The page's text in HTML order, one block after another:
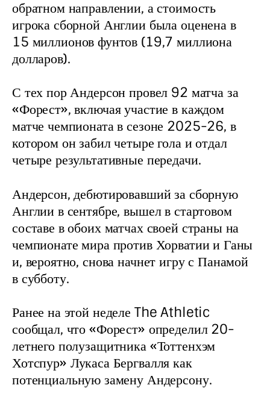
обратном направлении, а стоимость
игрока сборной Англии была оценена в
15 миллионов фунтов (19,7 миллиона
долларов).
С тех пор Андерсон провел 92 матча за
«Форест», включая участие в каждом
матче чемпионата в сезоне 2025-26, в
котором он забил четыре гола и отдал
четыре результативные передачи.
Андерсон, дебютировавший за сборную
Англии в сентябре, вышел в стартовом
составе в обоих матчах своей страны на
чемпионате мира против Хорватии и Ганы
и, вероятно, снова начнет игру с Панамой
в субботу.
Ранее на этой неделе The Athletic
сообщал, что «Форест» определил 20-
летнего полузащитника «Тоттенхэм
Хотспур» Лукаса Бергвалля как
потенциальную замену Андерсону.